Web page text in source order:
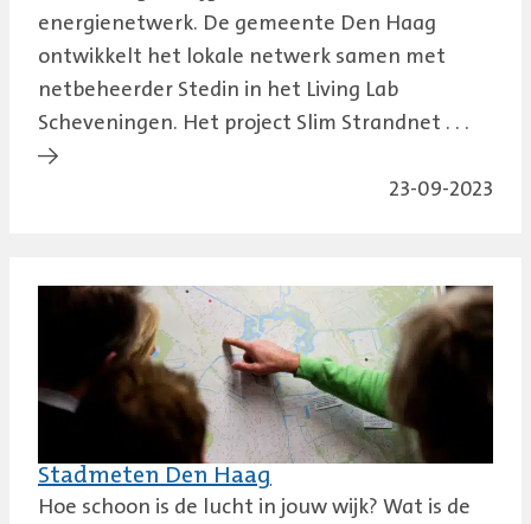
energienetwerk. De gemeente Den Haag
ontwikkelt het lokale netwerk samen met
netbeheerder Stedin in het Living Lab
Scheveningen. Het project Slim Strandnet . . .
→
23-09-2023
Stadmeten Den Haag
Hoe schoon is de lucht in jouw wijk? Wat is de